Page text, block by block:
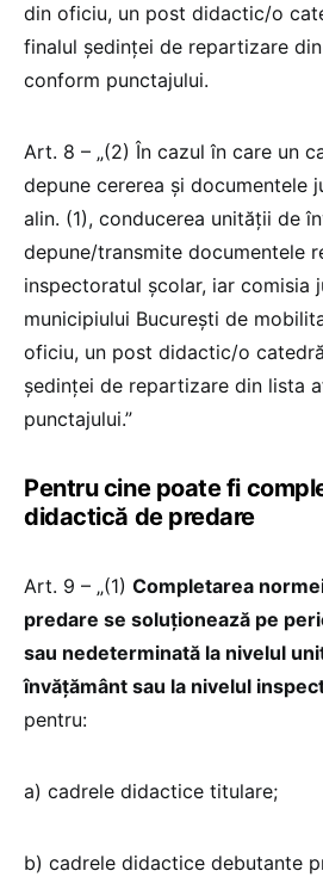
din oficiu, un post didactic/o
finalul ședinței de repartizare
conform punctajului.
Art. 8 – „(2) În cazul în care un
depune cererea și documentele
alin. (1), conducerea unității de
depune/transmite documentele
inspectoratul școlar, iar comisia
municipiului București de
oficiu, un post didactic/o
ședinței de repartizare din lista
punctajului.”
Pentru cine poate fi
didactică de predare
Art. 9 – „(1) Completarea
predare se soluționează pe
sau nedeterminată la nivelul
învățământ sau la nivelul
pentru:
a) cadrele didactice titulare;
b) cadrele didactice debutante